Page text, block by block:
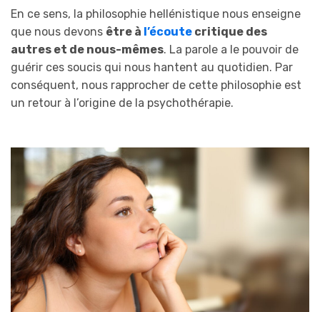
En ce sens, la philosophie hellénistique nous enseigne
que nous devons être à l’écoute critique des
autres et de nous-mêmes. La parole a le pouvoir de
guérir ces soucis qui nous hantent au quotidien. Par
conséquent, nous rapprocher de cette philosophie est
un retour à l’origine de la psychothérapie.